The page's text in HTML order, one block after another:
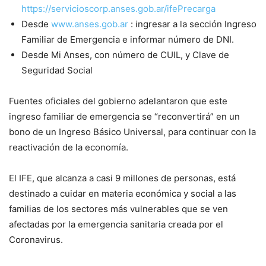
https://servicioscorp.anses.gob.ar/ifePrecarga
Desde www.anses.gob.ar : ingresar a la sección Ingreso
Familiar de Emergencia e informar número de DNI.
Desde Mi Anses, con número de CUIL, y Clave de
Seguridad Social
Fuentes oficiales del gobierno adelantaron que este
ingreso familiar de emergencia se “reconvertirá” en un
bono de un Ingreso Básico Universal, para continuar con la
reactivación de la economía.
El IFE, que alcanza a casi 9 millones de personas, está
destinado a cuidar en materia económica y social a las
familias de los sectores más vulnerables que se ven
afectadas por la emergencia sanitaria creada por el
Coronavirus.